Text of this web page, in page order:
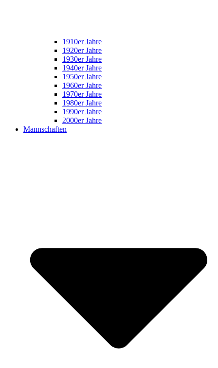
1910er Jahre
1920er Jahre
1930er Jahre
1940er Jahre
1950er Jahre
1960er Jahre
1970er Jahre
1980er Jahre
1990er Jahre
2000er Jahre
Mannschaften